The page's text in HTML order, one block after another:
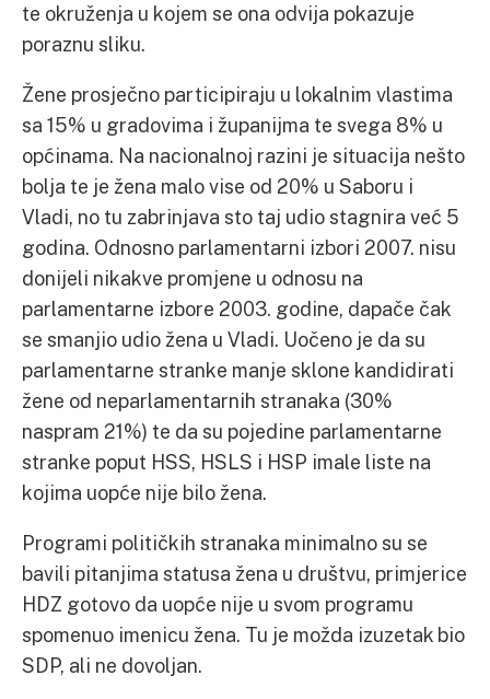
te okruženja u kojem se ona odvija pokazuje
poraznu sliku.
Žene prosječno participiraju u lokalnim vlastima
sa 15% u gradovima i županijma te svega 8% u
općinama. Na nacionalnoj razini je situacija nešto
bolja te je žena malo vise od 20% u Saboru i
Vladi, no tu zabrinjava sto taj udio stagnira već 5
godina. Odnosno parlamentarni izbori 2007. nisu
donijeli nikakve promjene u odnosu na
parlamentarne izbore 2003. godine, dapače čak
se smanjio udio žena u Vladi. Uočeno je da su
parlamentarne stranke manje sklone kandidirati
žene od neparlamentarnih stranaka (30%
naspram 21%) te da su pojedine parlamentarne
stranke poput HSS, HSLS i HSP imale liste na
kojima uopće nije bilo žena.
Programi političkih stranaka minimalno su se
bavili pitanjima statusa žena u društvu, primjerice
HDZ gotovo da uopće nije u svom programu
spomenuo imenicu žena. Tu je možda izuzetak bio
SDP, ali ne dovoljan.